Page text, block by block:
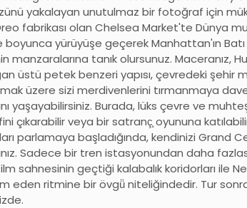
yakalayan unutulmaz bir fotoğraf için
fabrikası olan Chelsea Market'te Dünya
boyunca yürüyüşe geçerek Manhattan'ın Batı
manzaralarına tanık olursunuz. Maceranız,
üstü petek benzeri yapısı, çevredeki şehir
üzere sizi merdivenlerini tırmanmaya
yaşayabilirsiniz. Burada, lüks çevre ve
çıkarabilir veya bir satranç̧ oyununa
parlamaya başladığında, kendinizi Grand
Sadece bir tren istasyonundan daha
sahnesinin geçtiği kalabalık koridorları ile
eden ritmine bir övgü̈ niteliğindedir. Tur